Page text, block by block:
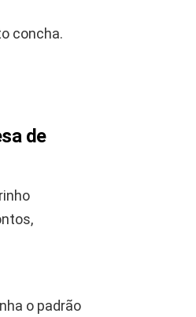
concha.
de
o padrão